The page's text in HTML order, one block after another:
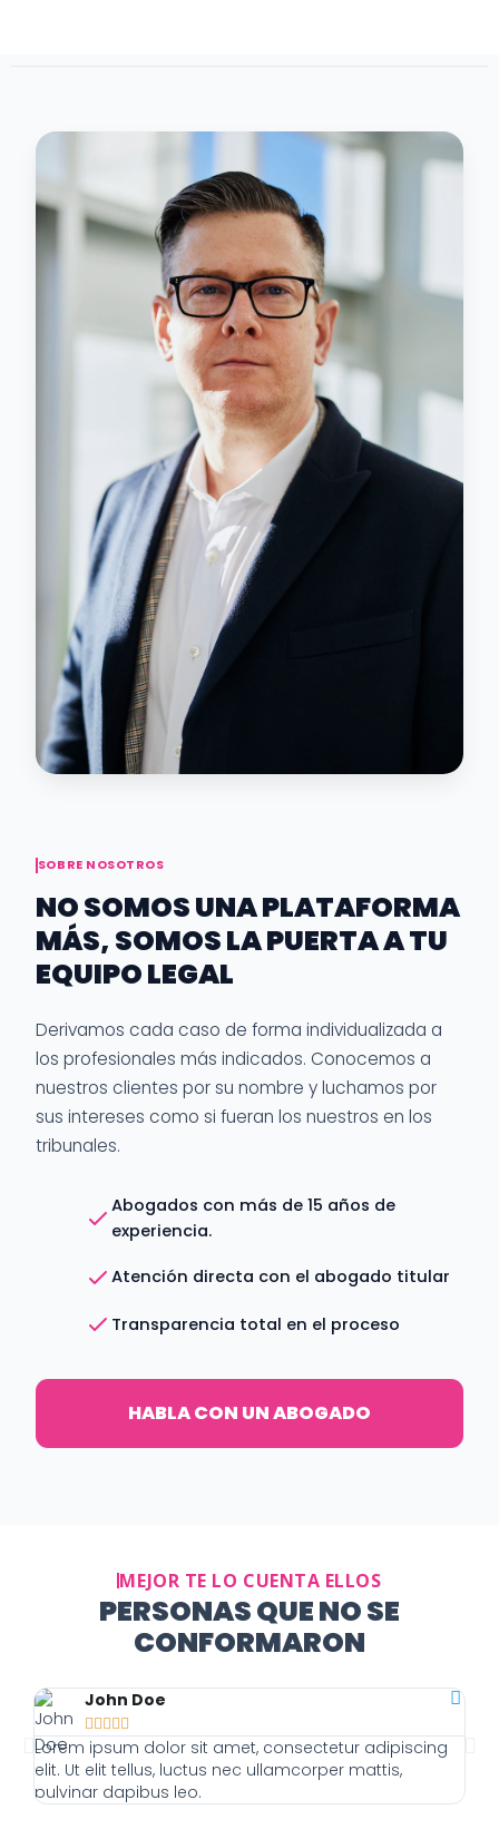
SOBRE NOSOTROS
NO SOMOS UNA PLATAFORMA
MÁS, SOMOS LA PUERTA A TU
EQUIPO LEGAL
Derivamos cada caso de forma individualizada a
los profesionales más indicados. Conocemos a
nuestros clientes por su nombre y luchamos por
sus intereses como si fueran los nuestros en los
tribunales.
Abogados con más de 15 años de
experiencia.
Atención directa con el abogado titular
Transparencia total en el proceso
HABLA CON UN ABOGADO
MEJOR TE LO CUENTA ELLOS
PERSONAS QUE NO SE
CONFORMARON
John Doe

Lorem ipsum dolor sit amet, consectetur adipiscing
elit. Ut elit tellus, luctus nec ullamcorper mattis,
pulvinar dapibus leo.